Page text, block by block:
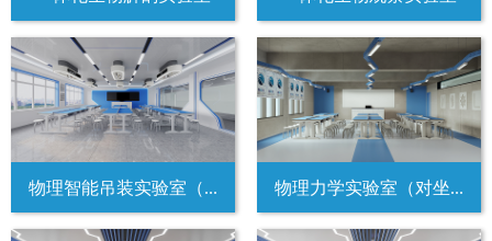
物理智能吊装实验室（... 物理力学实验室（对坐...